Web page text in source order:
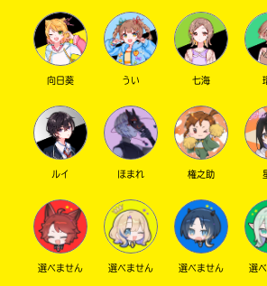
向日葵 うい 七海
ルイ ほまれ 権之助
選べません 選べません 選べません 選